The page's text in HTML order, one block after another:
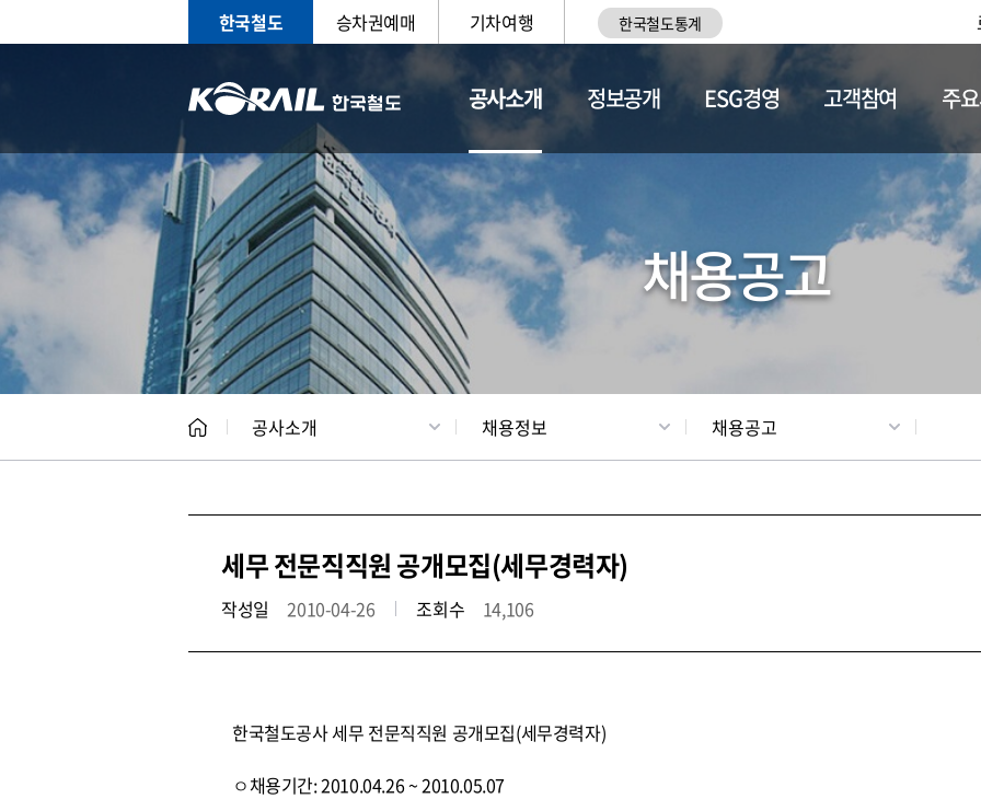
한국철도 승차권예매 기차여행 한국철도통계
공사소개
CEO 일반현황 채용정보
정보공개 ESG경영 고객참여 주
채용공고
공사소개 채용정보 채용공고
세무 전문직직원 공개모집(세무경력자)
작성일 2010-04-26 조회수 14,106
한국철도공사 세무 전문직직원 공개모집(세무경력자)
ㅇ채용기간: 2010.04.26 ~ 2010.05.07